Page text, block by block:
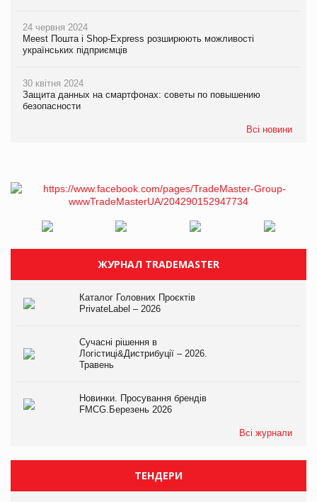
24 червня 2024
Meest Пошта і Shop-Express розширюють можливості
українських підприємців
30 квітня 2024
Защита данных на смартфонах: советы по повышению
безопасности
Всі новини
ЖУРНАЛ TRADEMASTER
Каталог Головних Проєктів
PrivateLabel – 2026
Сучасні рішення в
Логістиці&Дистрибуції – 2026.
Травень
Новинки. Просування брендів
FMCG.Березень 2026
Всі журнали
ТЕНДЕРИ